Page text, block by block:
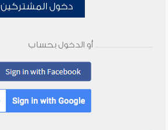
دخول المشتركين
أو الدخول بحساب